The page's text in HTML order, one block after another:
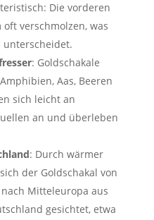
Die vorderen
verschmolzen, was
unterscheidet.
: Goldschakale
Aas, Beeren
sich leicht an
an und überleben
: Durch wärmer
der Goldschakal von
Mitteleuropa aus
gesichtet, etwa